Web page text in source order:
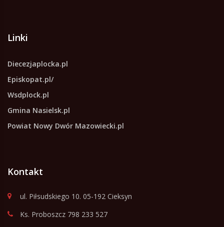
Linki
Diecezjaplocka.pl
Episkopat.pl/
Wsdplock.pl
Gmina Nasielsk.pl
Powiat Nowy Dwór Mazowiecki.pl
Kontakt
ul. Piłsudskiego 10. 05-192 Cieksyn
Ks. Proboszcz 798 233 527